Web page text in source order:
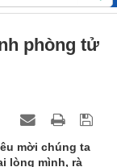
phòng tử
mời chúng ta
lòng mình, rà